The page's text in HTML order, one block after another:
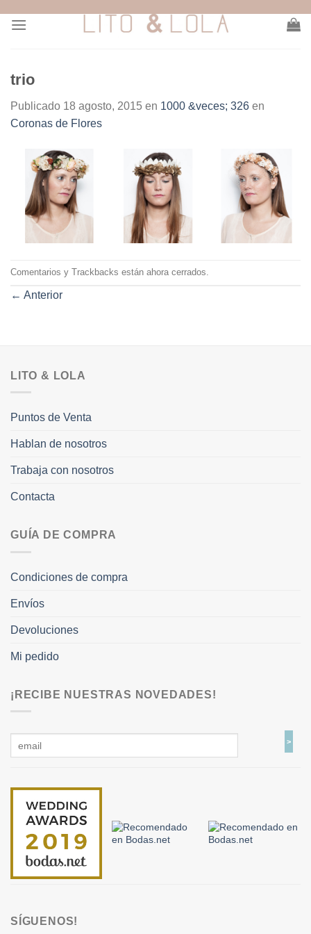
trio
Publicado 18 agosto, 2015 en 1000 &veces; 326 en
Coronas de Flores
Comentarios y Trackbacks están ahora cerrados.
← Anterior
LITO & LOLA
Puntos de Venta
Hablan de nosotros
Trabaja con nosotros
Contacta
GUÍA DE COMPRA
Condiciones de compra
Envíos
Devoluciones
Mi pedido
¡RECIBE NUESTRAS NOVEDADES!
SÍGUENOS!